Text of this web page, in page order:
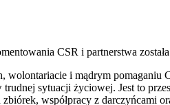
CSR i partnerstwa
wolontariacie i mądrym
sytuacji życiowej. Jest to
współpracy z darczyńcami